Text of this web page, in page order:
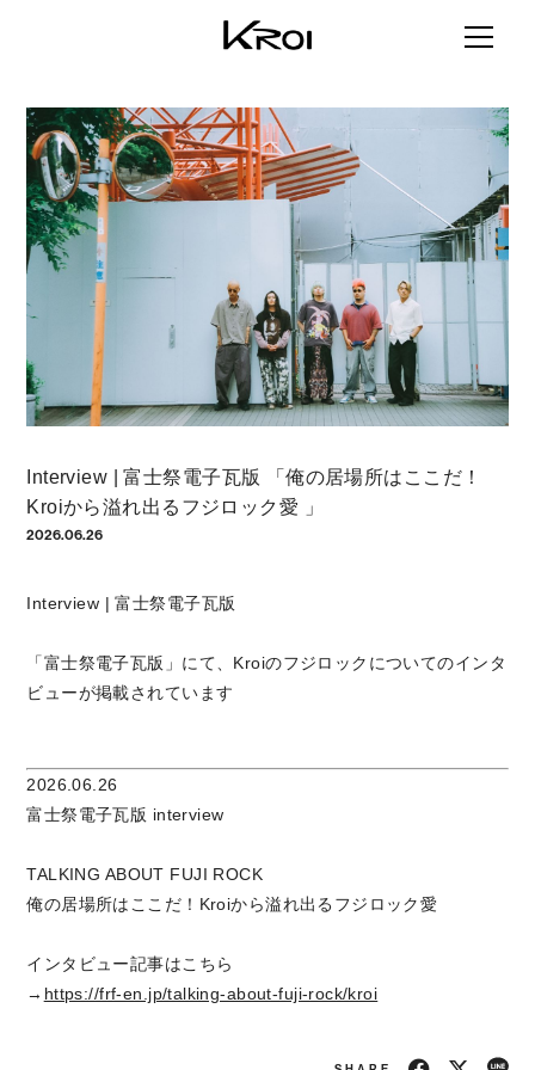
Interview | 富士祭電子瓦版 「俺の居場所はここだ！
Kroiから溢れ出るフジロック愛 」
2026.06.26
Interview | 富士祭電子瓦版
「富士祭電子瓦版」にて、Kroiのフジロックについてのインタ
ビューが掲載されています
2026.06.26
富士祭電子瓦版 interview
TALKING ABOUT FUJI ROCK
俺の居場所はここだ！Kroiから溢れ出るフジロック愛
インタビュー記事はこちら
→ https://frf-en.jp/talking-about-fuji-rock/kroi